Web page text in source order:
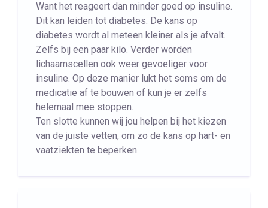
Want het reageert dan minder goed op insuline.
Dit kan leiden tot diabetes. De kans op
diabetes wordt al meteen kleiner als je afvalt.
Zelfs bij een paar kilo. Verder worden
lichaamscellen ook weer gevoeliger voor
insuline. Op deze manier lukt het soms om de
medicatie af te bouwen of kun je er zelfs
helemaal mee stoppen.
Ten slotte kunnen wij jou helpen bij het kiezen
van de juiste vetten, om zo de kans op hart- en
vaatziekten te beperken.